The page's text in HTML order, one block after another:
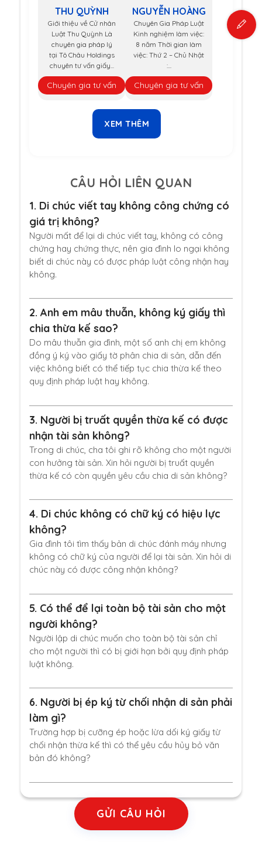
THU QUỲNH
Giới thiệu về Cử nhân
Luật Thu Quỳnh Là
chuyên gia pháp lý
tại Tô Châu Holdings
chuyên tư vấn giấy...
Chuyên gia tư vấn
NGUYỄN HOÀNG
Chuyên Gia Pháp Luật
Kinh nghiệm làm việc:
8 năm Thời gian làm
việc: Thứ 2 – Chủ Nhật
:...
Chuyên gia tư vấn
XEM THÊM
CÂU HỎI LIÊN QUAN
1. Di chúc viết tay không công chứng có
giá trị không?
Người mất để lại di chúc viết tay, không có công
chứng hay chứng thực, nên gia đình lo ngại không
biết di chúc này có được pháp luật công nhận hay
không.
2. Anh em mâu thuẫn, không ký giấy thì
chia thừa kế sao?
Do mâu thuẫn gia đình, một số anh chị em không
đồng ý ký vào giấy tờ phân chia di sản, dẫn đến
việc không biết có thể tiếp tục chia thừa kế theo
quy định pháp luật hay không.
3. Người bị truất quyền thừa kế có được
nhận tài sản không?
Trong di chúc, cha tôi ghi rõ không cho một người
con hưởng tài sản. Xin hỏi người bị truất quyền
thừa kế có còn quyền yêu cầu chia di sản không?
4. Di chúc không có chữ ký có hiệu lực
không?
Gia đình tôi tìm thấy bản di chúc đánh máy nhưng
không có chữ ký của người để lại tài sản. Xin hỏi di
chúc này có được công nhận không?
5. Có thể để lại toàn bộ tài sản cho một
người không?
Người lập di chúc muốn cho toàn bộ tài sản chỉ
cho một người thì có bị giới hạn bởi quy định pháp
luật không.
6. Người bị ép ký từ chối nhận di sản phải
làm gì?
Trường hợp bị cưỡng ép hoặc lừa dối ký giấy từ
chối nhận thừa kế thì có thể yêu cầu hủy bỏ văn
bản đó không?
GỬI CÂU HỎI